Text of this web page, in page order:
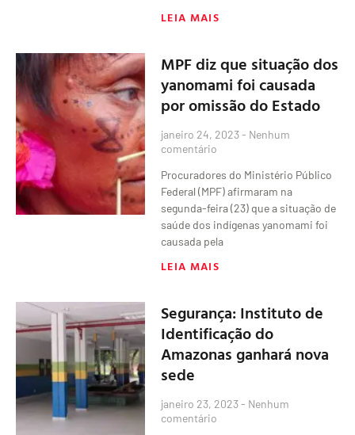
LEIA MAIS
MPF diz que situação dos
yanomami foi causada
por omissão do Estado
janeiro 24, 2023 Nenhum
comentário
Procuradores do Ministério Público
Federal (MPF) afirmaram na
segunda-feira (23) que a situação de
saúde dos indígenas yanomami foi
causada pela
LEIA MAIS
Segurança: Instituto de
Identificação do
Amazonas ganhará nova
sede
janeiro 23, 2023 Nenhum
comentário